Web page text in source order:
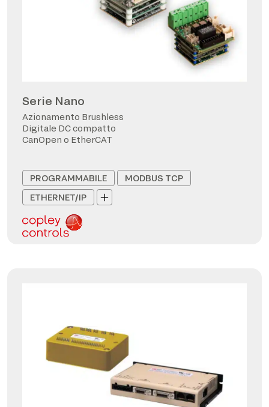
Serie Nano
Azionamento Brushless
Digitale DC compatto
CanOpen o EtherCAT
PROGRAMMABILE
MODBUS TCP
ETHERNET/IP